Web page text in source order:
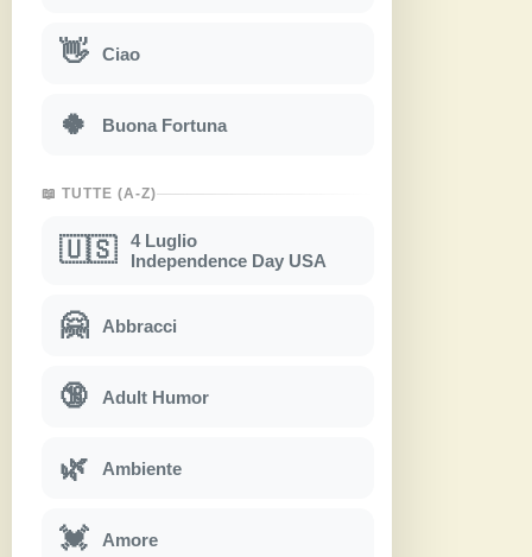
👋 Ciao
🍀 Buona Fortuna
📖 TUTTE (A-Z)
🇺🇸
4 Luglio
Independence Day USA
🤗 Abbracci
🔞 Adult Humor
🌿 Ambiente
💓 Amore